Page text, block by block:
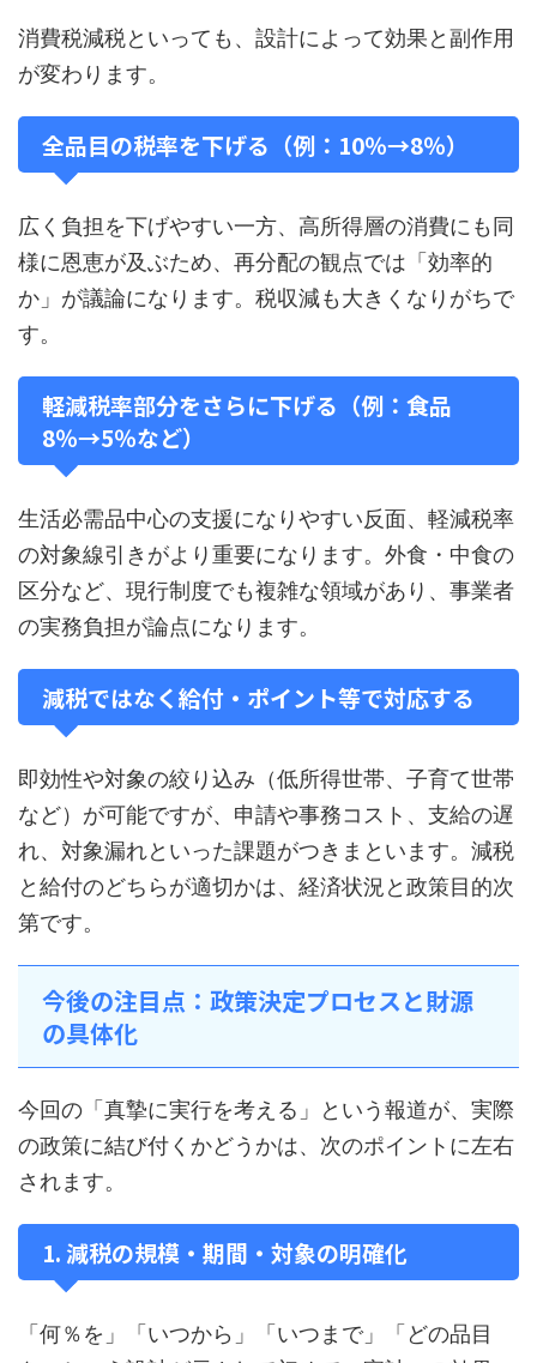
消費税減税といっても、設計によって効果と副作用
が変わります。
全品目の税率を下げる（例：10％→8％）
広く負担を下げやすい一方、高所得層の消費にも同
様に恩恵が及ぶため、再分配の観点では「効率的
か」が議論になります。税収減も大きくなりがちで
す。
軽減税率部分をさらに下げる（例：食品
8％→5％など）
生活必需品中心の支援になりやすい反面、軽減税率
の対象線引きがより重要になります。外食・中食の
区分など、現行制度でも複雑な領域があり、事業者
の実務負担が論点になります。
減税ではなく給付・ポイント等で対応する
即効性や対象の絞り込み（低所得世帯、子育て世帯
など）が可能ですが、申請や事務コスト、支給の遅
れ、対象漏れといった課題がつきまといます。減税
と給付のどちらが適切かは、経済状況と政策目的次
第です。
今後の注目点：政策決定プロセスと財源
の具体化
今回の「真摯に実行を考える」という報道が、実際
の政策に結び付くかどうかは、次のポイントに左右
されます。
1. 減税の規模・期間・対象の明確化
「何％を」「いつから」「いつまで」「どの品目